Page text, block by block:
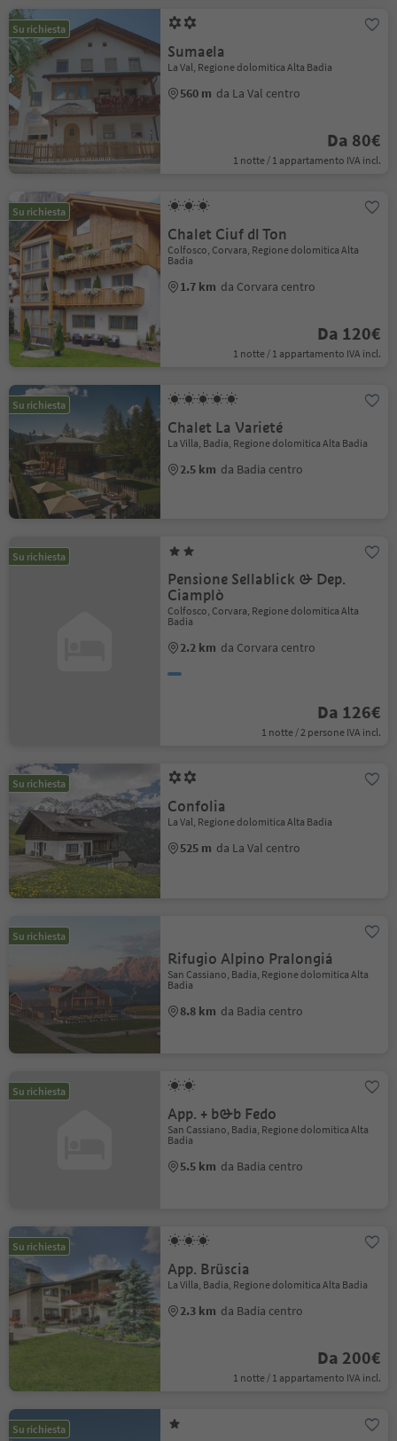
Su richiesta
Sumaela
La Val, Regione dolomitica Alta Badia
560 m da La Val centro
Da 80€
1 notte / 1 appartamento IVA incl.
Su richiesta
Chalet Ciuf dl Ton
Colfosco, Corvara, Regione dolomitica Alta
Badia
1.7 km da Corvara centro
Da 120€
1 notte / 1 appartamento IVA incl.
Su richiesta
Chalet La Varieté
La Villa, Badia, Regione dolomitica Alta Badia
2.5 km da Badia centro
Su richiesta
Pensione Sellablick & Dep.
Ciamplò
Colfosco, Corvara, Regione dolomitica Alta
Badia
2.2 km da Corvara centro
Da 126€
1 notte / 2 persone IVA incl.
Su richiesta
Confolia
La Val, Regione dolomitica Alta Badia
525 m da La Val centro
Su richiesta
Rifugio Alpino Pralongiá
San Cassiano, Badia, Regione dolomitica Alta
Badia
8.8 km da Badia centro
Su richiesta
App. + b&b Fedo
San Cassiano, Badia, Regione dolomitica Alta
Badia
5.5 km da Badia centro
Su richiesta
App. Brüscia
La Villa, Badia, Regione dolomitica Alta Badia
2.3 km da Badia centro
Da 200€
1 notte / 1 appartamento IVA incl.
Su richiesta